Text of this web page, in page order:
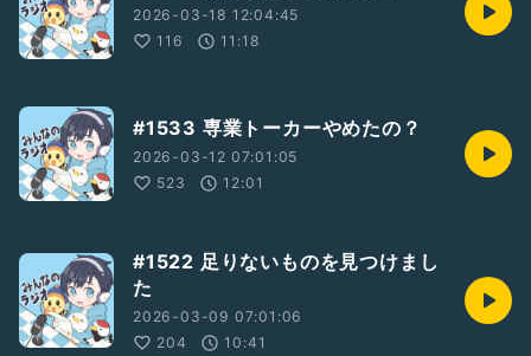
2026-03-18 12:04:45
116
11:18
#1533 専業トーカーやめたの？
2026-03-12 07:01:05
523
12:01
#1522 足りないものを見つけまし
た
2026-03-09 07:01:06
204
10:41